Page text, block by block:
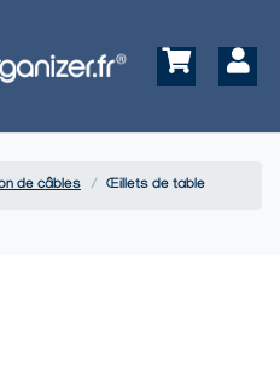
de câbles Œillets de table